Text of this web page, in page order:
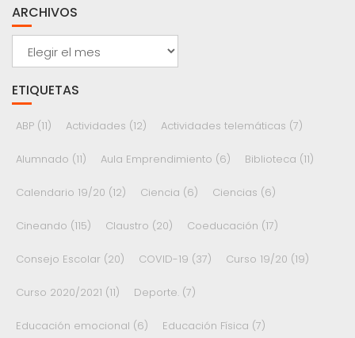
ARCHIVOS
Archivos
ETIQUETAS
ABP (11) Actividades (12) Actividades telemáticas (7)
Alumnado (11) Aula Emprendimiento (6) Biblioteca (11)
Calendario 19/20 (12) Ciencia (6) Ciencias (6)
Cineando (115) Claustro (20) Coeducación (17)
Consejo Escolar (20) COVID-19 (37) Curso 19/20 (19)
Curso 2020/2021 (11) Deporte. (7)
Educación emocional (6) Educación Física (7)